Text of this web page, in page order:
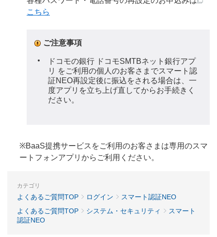
こちら
ご注意事項
ドコモの銀行 ドコモSMTBネット銀行アプ
リ をご利用の個人のお客さまでスマート認
証NEO再設定後に振込をされる場合は、一
度アプリを立ち上げ直してからお手続きく
ださい。
※BaaS提携サービスをご利用のお客さまは専用のスマ
ートフォンアプリからご利用ください。
カテゴリ
よくあるご質問TOP ログイン
スマート認証NEO
よくあるご質問TOP
システム・セキュリティ
スマート
認証NEO